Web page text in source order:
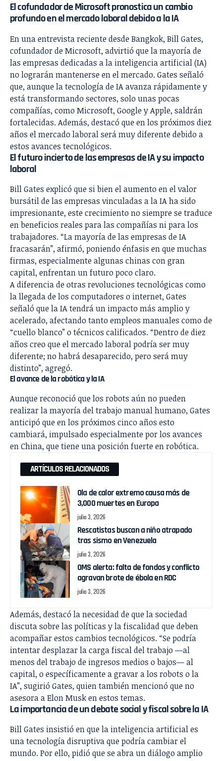
El cofundador de Microsoft pronostica un cambio
profundo en el mercado laboral debido a la IA
En una entrevista reciente desde Bangkok, Bill Gates,
cofundador de Microsoft, advirtió que la mayoría de
las empresas dedicadas a la inteligencia artificial (IA)
no lograrán mantenerse en el mercado. Gates señaló
que, aunque la tecnología de IA avanza rápidamente y
está transformando sectores, solo unas pocas
compañías, como Microsoft, Google y Apple, saldrán
fortalecidas. Además, destacó que en los próximos diez
años el mercado laboral será muy diferente debido a
estos avances tecnológicos.
El futuro incierto de las empresas de IA y su impacto
laboral
Bill Gates explicó que si bien el aumento en el valor
bursátil de las empresas vinculadas a la IA ha sido
impresionante, este crecimiento no siempre se traduce
en beneficios reales para las compañías ni para los
trabajadores. “La mayoría de las empresas de IA
fracasarán”, afirmó, poniendo énfasis en que muchas
firmas, especialmente algunas chinas con gran
capital, enfrentan un futuro poco claro.
A diferencia de otras revoluciones tecnológicas como
la llegada de los computadores o internet, Gates
señaló que la IA tendrá un impacto más amplio y
acelerado, afectando tanto empleos manuales como de
“cuello blanco” o técnicos calificados. “Dentro de diez
años creo que el mercado laboral podría ser muy
diferente; no habrá desaparecido, pero será muy
distinto”, agregó.
El avance de la robótica y la IA
Aunque reconoció que los robots aún no pueden
realizar la mayoría del trabajo manual humano, Gates
anticipó que en los próximos cinco años esto
cambiará, impulsado especialmente por los avances
en China, que tiene una posición fuerte en robótica.
ARTÍCULOS RELACIONADOS
Ola de calor extremo causa más de
3,000 muertes en Europa
julio 3, 2026
Rescatistas buscan a niño atrapado
tras sismo en Venezuela
julio 3, 2026
OMS alerta: falta de fondos y conflicto
agravan brote de ébola en RDC
julio 3, 2026
Además, destacó la necesidad de que la sociedad
discuta sobre las políticas y la fiscalidad que deben
acompañar estos cambios tecnológicos. “Se podría
intentar desplazar la carga fiscal del trabajo —al
menos del trabajo de ingresos medios o bajos— al
capital, o específicamente a gravar a los robots o la
IA”, sugirió Gates, quien también mencionó que no
asesora a Elon Musk en estos temas.
La importancia de un debate social y fiscal sobre la IA
Bill Gates insistió en que la inteligencia artificial es
una tecnología disruptiva que podría cambiar el
mundo. Por ello, pidió que se abra un diálogo amplio